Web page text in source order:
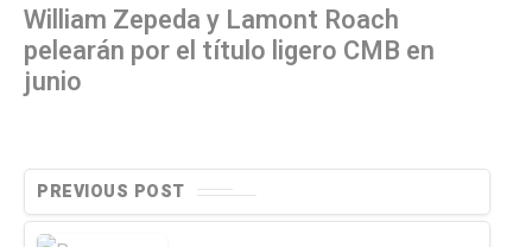
William Zepeda y Lamont Roach
pelearán por el título ligero CMB en
junio
PREVIOUS POST